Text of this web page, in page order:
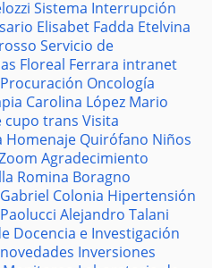
Sistema Interrupción
Elisabet Fadda Etelvina
Servicio de
Floreal Ferrara intranet
Oncología
Carolina López Mario
cupo trans Visita
Homenaje Quirófano Niños
Agradecimiento
Romina Boragno
Colonia Hipertensión
Alejandro Talani
Docencia e Investigación
novedades Inversiones